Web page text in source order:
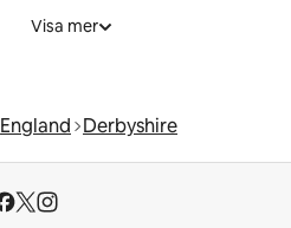
Visa mer
England Derbyshire